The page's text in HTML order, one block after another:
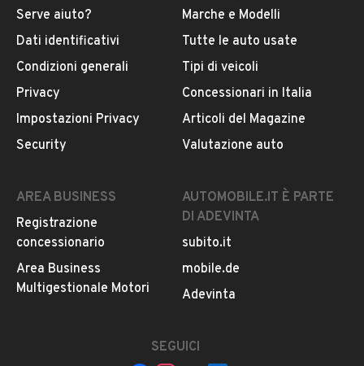
Serve aiuto?
Dati identificativi
Condizioni generali
Privacy
Impostazioni Privacy
Security
Marche e Modelli
Tutte le auto usate
Tipi di veicoli
Concessionari in Italia
Articoli del Magazine
Valutazione auto
AREA BUSINESS
Registrazione
concessionario
Area Business
Multigestionale Motori
AUTOMOBILE.IT È PARTE
DI ADEVINTA
subito.it
mobile.de
Adevinta
SEGUICI